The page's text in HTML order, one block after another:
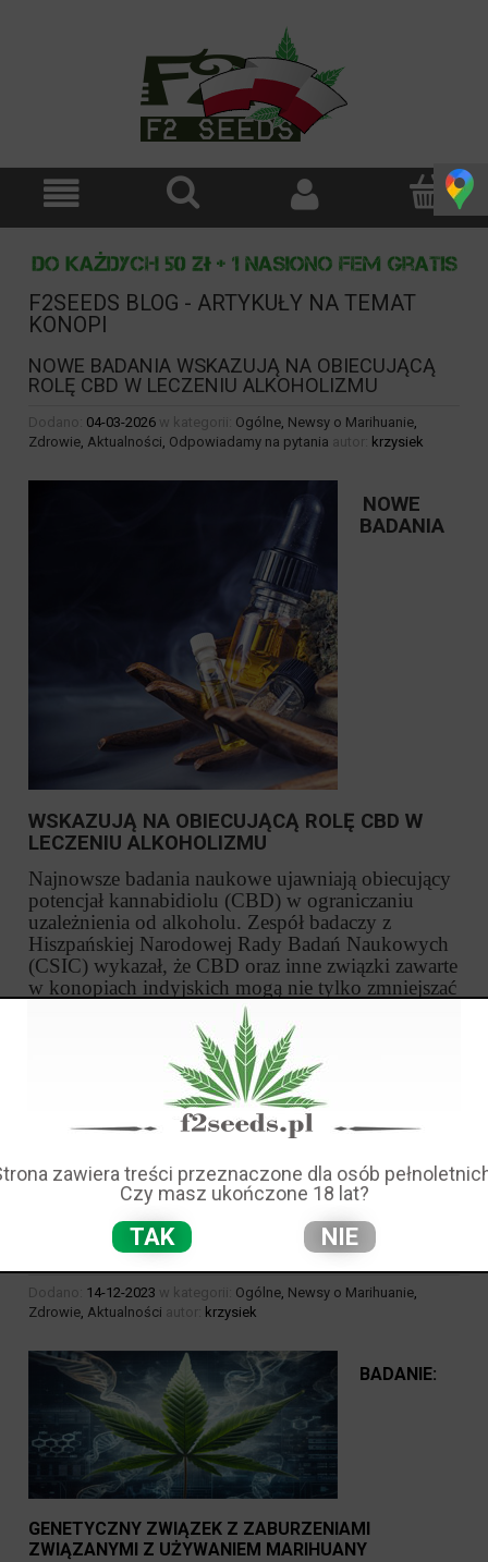
F2SEEDS BLOG - ARTYKUŁY NA TEMAT
KONOPI
NOWE BADANIA WSKAZUJĄ NA OBIECUJĄCĄ
ROLĘ CBD W LECZENIU ALKOHOLIZMU
Dodano: 04-03-2026 w kategorii: Ogólne, Newsy o Marihuanie,
Zdrowie, Aktualności, Odpowiadamy na pytania autor: krzysiek
NOWE
BADANIA
WSKAZUJĄ NA OBIECUJĄCĄ ROLĘ CBD W
LECZENIU ALKOHOLIZMU
Najnowsze badania naukowe ujawniają obiecujący
potencjał kannabidiolu (CBD) w ograniczaniu
uzależnienia od alkoholu. Zespół badaczy z
Hiszpańskiej Narodowej Rady Badań Naukowych
(CSIC) wykazał, że CBD oraz inne związki zawarte
w konopiach indyjskich mogą nie tylko zmniejszać
spożycie alkoholu, ale również zapobiegać
nawrotom uzależnienia, otwierając drogę do
nowych strategii terapeutycznych u ludzi.
ZABURZENIAMI ZWIĄZANYMI Z UŻYWANIEM
MARIHUANY
Dodano: 14-12-2023 w kategorii: Ogólne Newsy o Marihuanie
Zdrowie Aktualności autor: krzysiek
BADANIE:
GENETYCZNY ZWIĄZEK Z ZABURZENIAMI
ZWIĄZANYMI Z UŻYWANIEM MARIHUANY
zawiera treści przeznaczone dla osób
Czy masz ukończone 18 lat?
TAK NIE